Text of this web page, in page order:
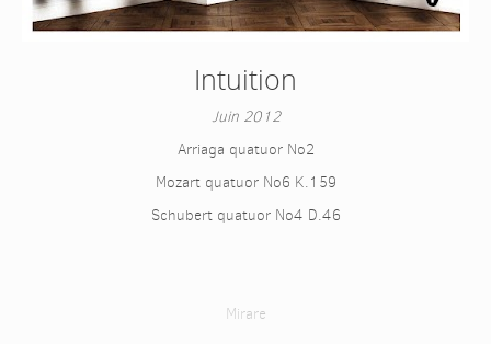
Intuition
Juin 2012
Arriaga quatuor No2
Mozart quatuor No6 K.159
Schubert quatuor No4 D.46
Mirare